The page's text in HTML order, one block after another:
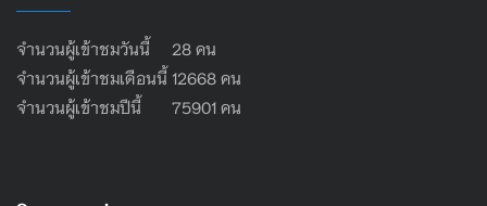
จำนวนผู้เข้าชมวันนี้ 28 คน
จำนวนผู้เข้าชมเดือนนี้ 12668 คน
จำนวนผู้เข้าชมปีนี้ 75901 คน